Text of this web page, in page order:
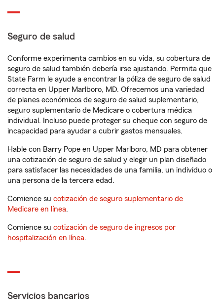
Seguro de salud
Conforme experimenta cambios en su vida, su cobertura de
seguro de salud también debería irse ajustando. Permita que
State Farm le ayude a encontrar la póliza de seguro de salud
correcta en Upper Marlboro, MD. Ofrecemos una variedad
de planes económicos de seguro de salud suplementario,
seguro suplementario de Medicare o cobertura médica
individual. Incluso puede proteger su cheque con seguro de
incapacidad para ayudar a cubrir gastos mensuales.
Hable con Barry Pope en Upper Marlboro, MD para obtener
una cotización de seguro de salud y elegir un plan diseñado
para satisfacer las necesidades de una familia, un individuo o
una persona de la tercera edad.
Comience su cotización de seguro suplementario de
Medicare en línea.
Comience su cotización de seguro de ingresos por
hospitalización en línea.
Servicios bancarios